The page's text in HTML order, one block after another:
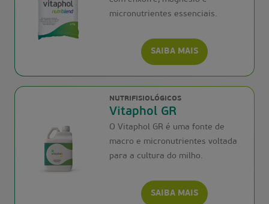
micronutrientes essenciais.
SAIBA MAIS
NUTRIFISIOLÓGICOS
Vitaphol GR
O Vitaphol GR é uma fonte de
macro e micronutrientes voltada
para a cultura do milho.
SAIBA MAIS